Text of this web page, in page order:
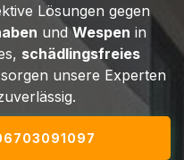
Lösungen gegen
undWespen in
schädlingsfreies
unsere Experten